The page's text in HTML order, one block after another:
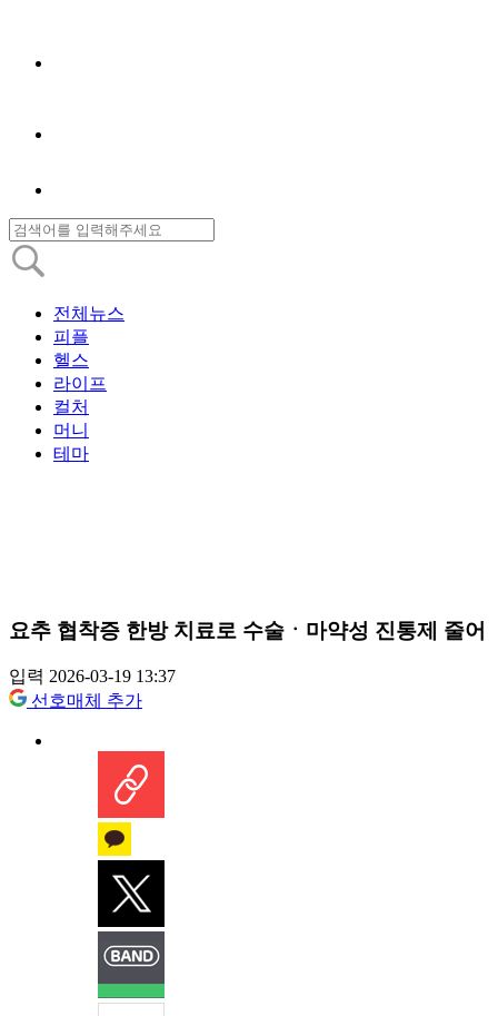
전체뉴스
피플
헬스
라이프
컬처
머니
테마
요추 협착증 한방 치료로 수술ㆍ마약성 진통제 줄어
입력 2026-03-19 13:37
선호매체 추가